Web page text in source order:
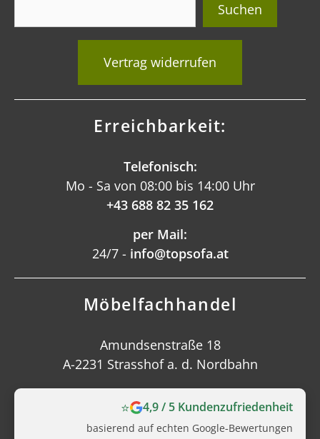
Suchen
Vertrag widerrufen
Erreichbarkeit:
Telefonisch:
Mo - Sa von 08:00 bis 14:00 Uhr
+43 688 82 35 162
per Mail:
24/7 - info@topsofa.at
Möbelfachhandel
Amundsenstraße 18
A-2231 Strasshof a. d. Nordbahn
⭐ 4,9 / 5 Kundenzufriedenheit
basierend auf echten Google‑Bewertungen